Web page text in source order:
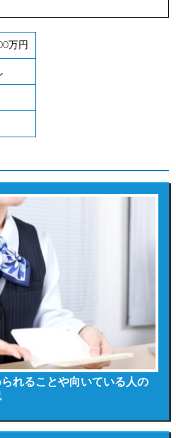
万円
れることや向いている人の